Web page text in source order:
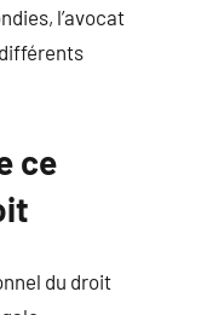
l’avocat
ce
du droit